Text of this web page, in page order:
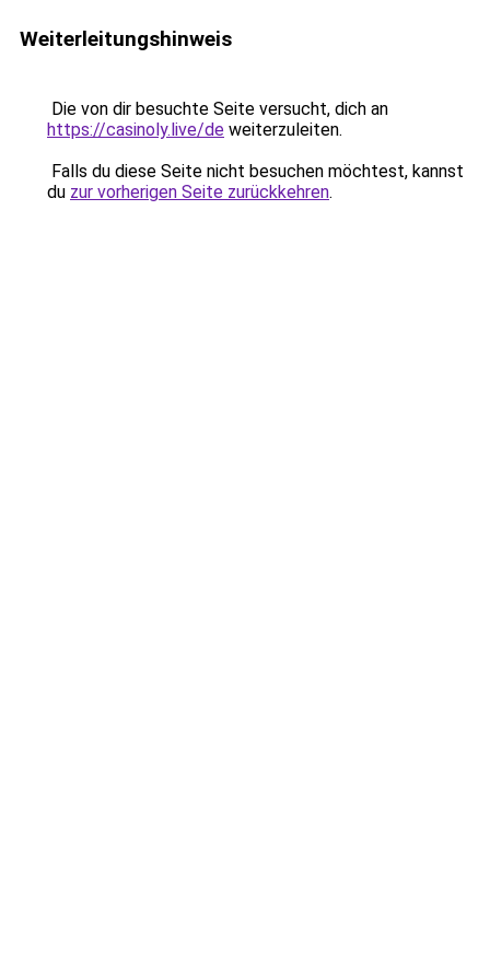
Weiterleitungshinweis
Die von dir besuchte Seite versucht, dich an
https://casinoly.live/de weiterzuleiten.
Falls du diese Seite nicht besuchen möchtest, kannst
du zur vorherigen Seite zurückkehren.